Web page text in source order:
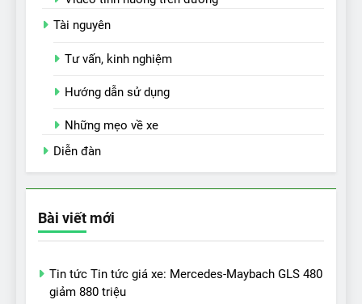
Tài nguyên
Tư vấn, kinh nghiệm
Hướng dẫn sử dụng
Những mẹo về xe
Diễn đàn
Bài viết mới
Tin tức Tin tức giá xe: Mercedes-Maybach GLS 480
giảm 880 triệu